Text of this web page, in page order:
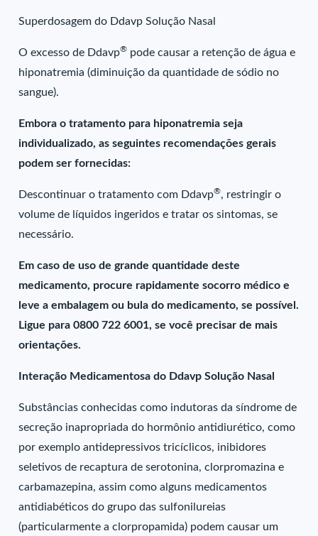
Superdosagem do Ddavp Solução Nasal
O excesso de Ddavp® pode causar a retenção de água e
hiponatremia (diminuição da quantidade de sódio no
sangue).
Embora o tratamento para hiponatremia seja
individualizado, as seguintes recomendações gerais
podem ser fornecidas:
Descontinuar o tratamento com Ddavp®, restringir o
volume de líquidos ingeridos e tratar os sintomas, se
necessário.
Em caso de uso de grande quantidade deste
medicamento, procure rapidamente socorro médico e
leve a embalagem ou bula do medicamento, se possível.
Ligue para 0800 722 6001, se você precisar de mais
orientações.
Interação Medicamentosa do Ddavp Solução Nasal
Substâncias conhecidas como indutoras da síndrome de
secreção inapropriada do hormônio antidiurético, como
por exemplo antidepressivos tricíclicos, inibidores
seletivos de recaptura de serotonina, clorpromazina e
carbamazepina, assim como alguns medicamentos
antidiabéticos do grupo das sulfonilureias
(particularmente a clorpropamida) podem causar um